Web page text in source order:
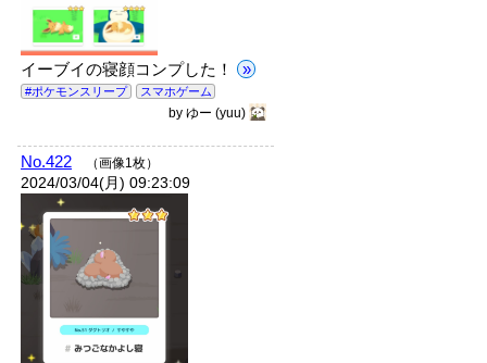
イーブイの寝顔コンプした！ »
#ポケモンスリープ スマホゲーム
byゆー(yuu)
No.422 （画像1枚）
2024/03/04(月) 09:23:09